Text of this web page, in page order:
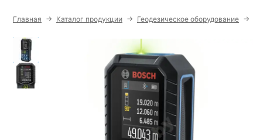
Главная → Каталог продукции → Геодезическое оборудование →